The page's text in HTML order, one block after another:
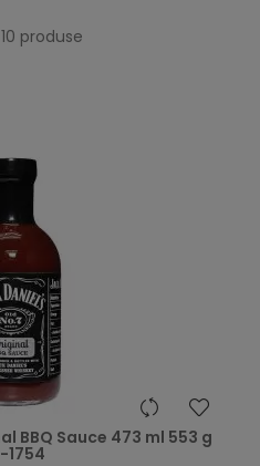
produse
BBQ Sauce 473 ml 553 g
1754